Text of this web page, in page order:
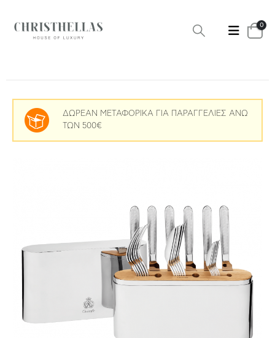
0
ΔΩΡΕΑΝ ΜΕΤΑΦΟΡΙΚΑ ΓΙΑ ΠΑΡΑΓΓΕΛΙΕΣ ΑΝΩ
ΤΩΝ 500€